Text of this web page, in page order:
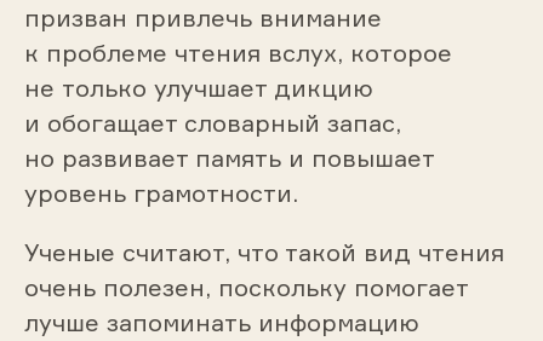
призван привлечь внимание
к проблеме чтения вслух, которое
не только улучшает дикцию
и обогащает словарный запас,
но развивает память и повышает
уровень грамотности.
Ученые считают, что такой вид чтения
очень полезен, поскольку помогает
лучше запоминать информацию